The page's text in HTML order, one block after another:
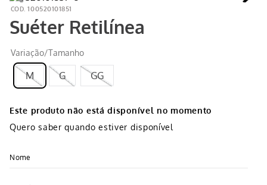
100520101851
Suéter Retilínea
Variação/Tamanho
M G GG
Este produto não está disponível no momento
Quero saber quando estiver disponível